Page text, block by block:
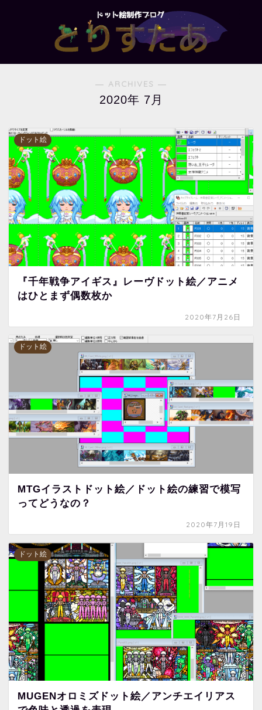
― ARCHIVES ―
2020年 7月
ドット絵
『千年戦争アイギス』レーヴドット絵／アニメ
はひとまず偶数枚か
2020年7月26日
ドット絵
MTGイラストドット絵／ドット絵の練習で模写
ってどうなの？
2020年7月19日
ドット絵
MUGENオロミズドット絵／アンチエイリアス